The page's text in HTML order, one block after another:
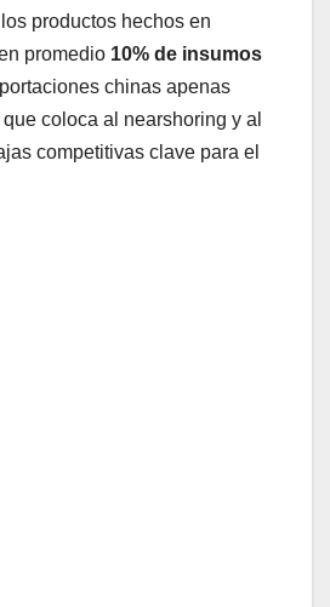
productos hechos en
promedio 10% de insumos
chinas apenas
que coloca al nearshoring y al
competitivas clave para el